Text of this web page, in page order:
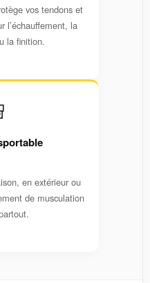
vos tendons et
l’échauffement, la
la finition.
en extérieur ou
de musculation